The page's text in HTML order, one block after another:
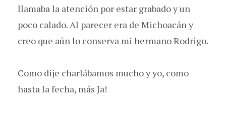
llamaba la atención por estar grabado y un
poco calado. Al parecer era de Michoacán y
creo que aún lo conserva mi hermano Rodrigo.
Como dije charlábamos mucho y yo, como
hasta la fecha, más Ja!